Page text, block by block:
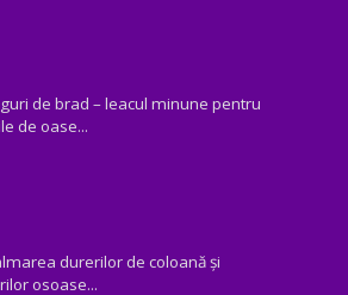
de brad – leacul minune pentru
de oase...
durerilor de coloană și
osoase...